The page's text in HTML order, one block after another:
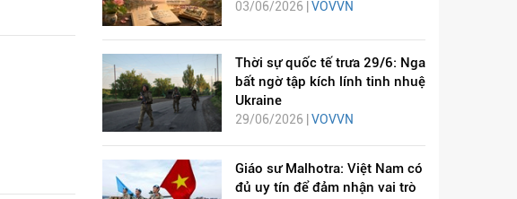
03/06/2026 | VOVVN
Thời sự quốc tế trưa 29/6: Nga
bất ngờ tập kích lính tinh nhuệ
Ukraine
29/06/2026 | VOVVN
Giáo sư Malhotra: Việt Nam có
đủ uy tín để đảm nhận vai trò